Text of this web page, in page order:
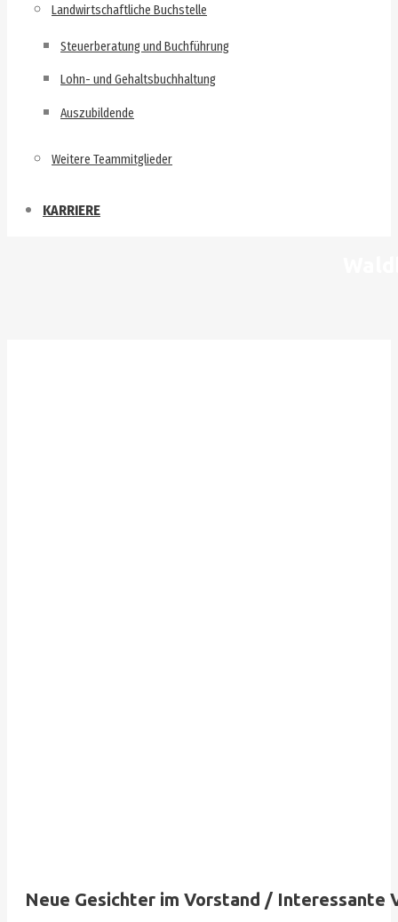
Landwirtschaftliche Buchstelle
Steuerberatung und Buchführung
Lohn- und Gehaltsbuchhaltung
Auszubildende
Weitere Teammitglieder
KARRIERE
Neue Gesichter im Vorstand /